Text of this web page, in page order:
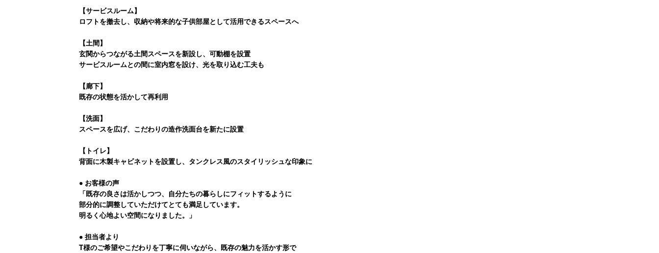
【サービスルーム】
ロフトを撤去し、収納や将来的な子供部屋として活用できるスペースへ
【土間】
玄関からつながる土間スペースを新設し、可動棚を設置
サービスルームとの間に室内窓を設け、光を取り込む工夫も
【廊下】
既存の状態を活かして再利用
【洗面】
スペースを広げ、こだわりの造作洗面台を新たに設置
【トイレ】
背面に木製キャビネットを設置し、タンクレス風のスタイリッシュな印象に
● お客様の声
「既存の良さは活かしつつ、自分たちの暮らしにフィットするように
部分的に調整していただけてとても満足しています。
明るく心地よい空間になりました。」
● 担当者より
T様のご希望やこだわりを丁寧に伺いながら、既存の魅力を活かす形で